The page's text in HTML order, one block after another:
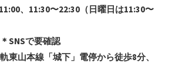
、11:30〜22:30（日曜日は11:30〜
SNSで要確認
東山本線「城下」電停から徒歩8分、